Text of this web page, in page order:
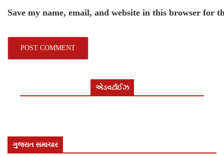
Save my name, email, and website in this browser for
એડવર્ટાઈઝ
ગુજરાત સમાચાર